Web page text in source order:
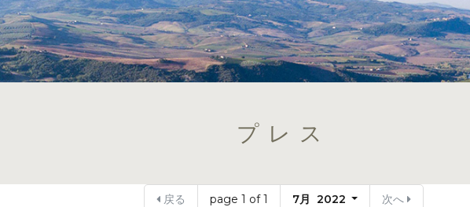
プレス
戻る page 1 of 1 7月 2022 次へ